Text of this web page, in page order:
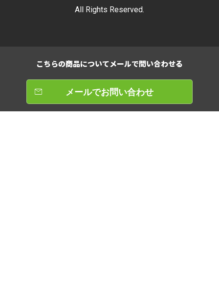
All Rights Reserved.
こちらの商品についてメールで問い合わせる
メールでお問い合わせ